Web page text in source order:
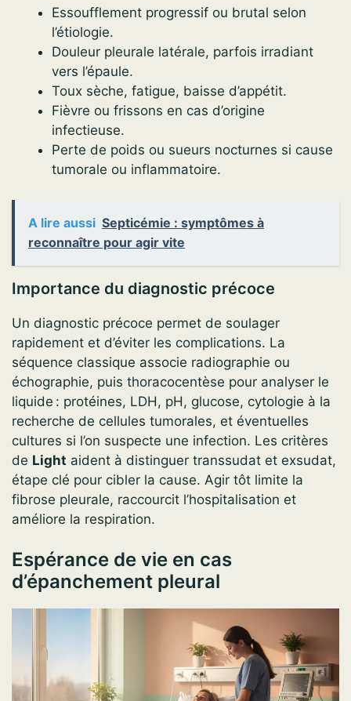
Essoufflement progressif ou brutal selon
l’étiologie.
Douleur pleurale latérale, parfois irradiant
vers l’épaule.
Toux sèche, fatigue, baisse d’appétit.
Fièvre ou frissons en cas d’origine
infectieuse.
Perte de poids ou sueurs nocturnes si cause
tumorale ou inflammatoire.
A lire aussi Septicémie : symptômes à
reconnaître pour agir vite
Importance du diagnostic précoce
Un diagnostic précoce permet de soulager
rapidement et d’éviter les complications. La
séquence classique associe radiographie ou
échographie, puis thoracocentèse pour analyser le
liquide : protéines, LDH, pH, glucose, cytologie à la
recherche de cellules tumorales, et éventuelles
cultures si l’on suspecte une infection. Les critères
de Light aident à distinguer transsudat et exsudat,
étape clé pour cibler la cause. Agir tôt limite la
fibrose pleurale, raccourcit l’hospitalisation et
améliore la respiration.
Espérance de vie en cas
d’épanchement pleural